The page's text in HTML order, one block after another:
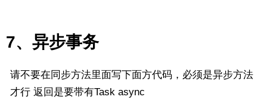
7、异步事务
请不要在同步方法里面写下面方代码，必须是异步方法
才行 返回是要带有Task async